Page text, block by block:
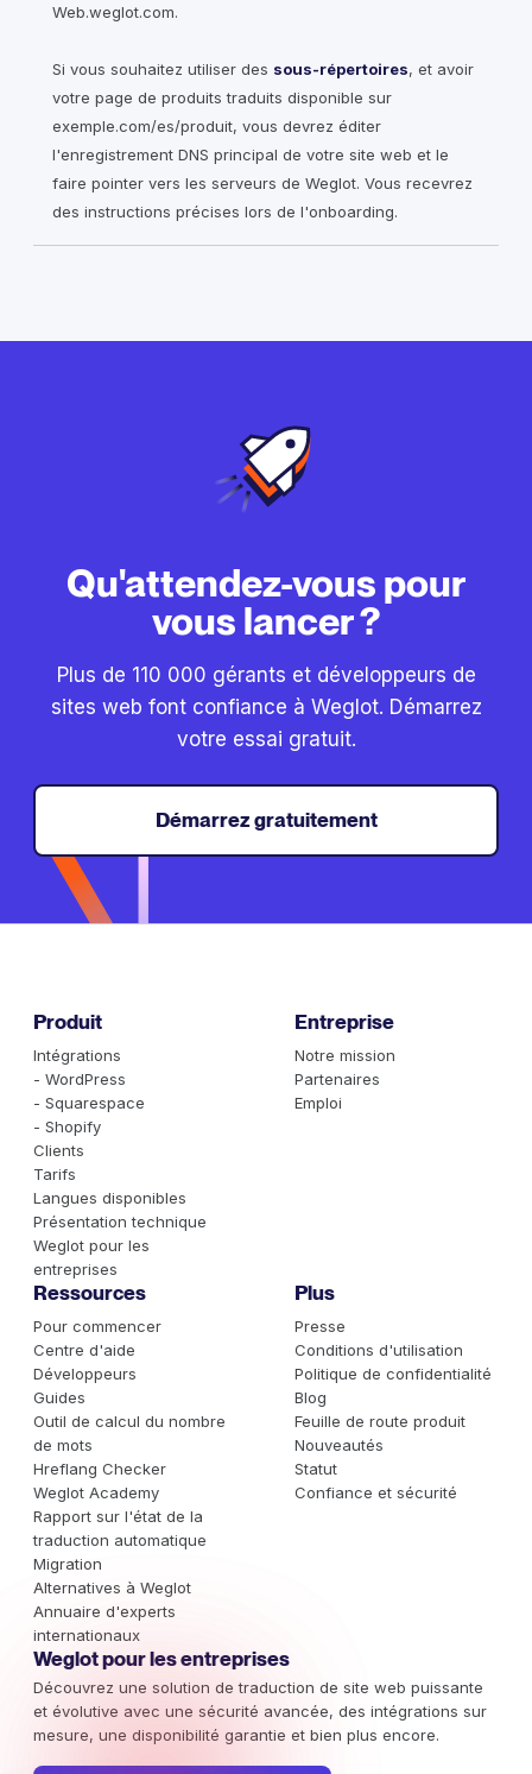
Web.weglot.com.
Si vous souhaitez utiliser des sous-répertoires, et avoir
votre page de produits traduits disponible sur
exemple.com/es/produit, vous devrez éditer
l'enregistrement DNS principal de votre site web et le
faire pointer vers les serveurs de Weglot. Vous recevrez
des instructions précises lors de l'onboarding.
Qu'attendez-vous pour
vous lancer ?
Plus de 110 000 gérants et développeurs de
sites web font confiance à Weglot. Démarrez
votre essai gratuit.
Démarrez gratuitement
Produit
Intégrations
- WordPress
- Squarespace
- Shopify
Clients
Tarifs
Langues disponibles
Présentation technique
Weglot pour les
entreprises
Entreprise
Notre mission
Partenaires
Emploi
Ressources
Pour commencer
Centre d'aide
Développeurs
Guides
Outil de calcul du nombre
de mots
Hreflang Checker
Weglot Academy
Rapport sur l'état de la
traduction automatique
Migration
Alternatives à Weglot
Annuaire d'experts
internationaux
Plus
Presse
Conditions d'utilisation
Politique de confidentialité
Blog
Feuille de route produit
Nouveautés
Statut
Confiance et sécurité
Weglot pour les entreprises
Découvrez une solution de traduction de site web puissante
et évolutive avec une sécurité avancée, des intégrations sur
mesure, une disponibilité garantie et bien plus encore.